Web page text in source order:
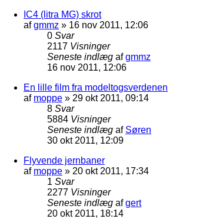
IC4 (litra MG) skrot
afgmmz » 16 nov 2011, 12:06
0 Svar
2117 Visninger
Seneste indlæg afgmmz
16 nov 2011, 12:06
En lille film fra modeltogsverdenen
af moppe » 29 okt 2011, 09:14
8 Svar
5884 Visninger
Seneste indlæg af Søren
30 okt 2011, 12:09
Flyvende jernbaner
af moppe » 20 okt 2011, 17:34
1 Svar
2277 Visninger
Seneste indlæg afgert
20 okt 2011, 18:14